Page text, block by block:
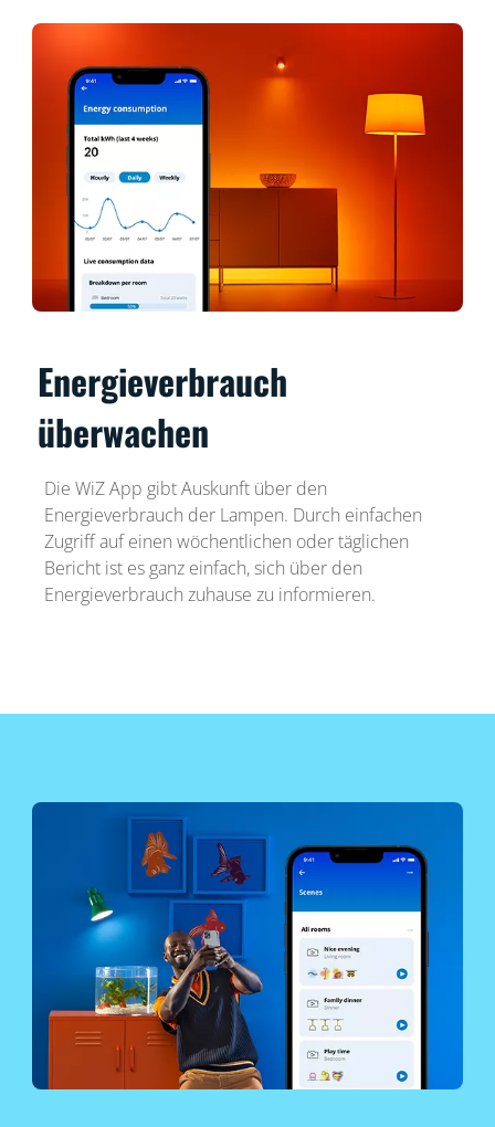
Energieverbrauch
überwachen
Die WiZ App gibt Auskunft über den
Energieverbrauch der Lampen. Durch einfachen
Zugriff auf einen wöchentlichen oder täglichen
Bericht ist es ganz einfach, sich über den
Energieverbrauch zuhause zu informieren.